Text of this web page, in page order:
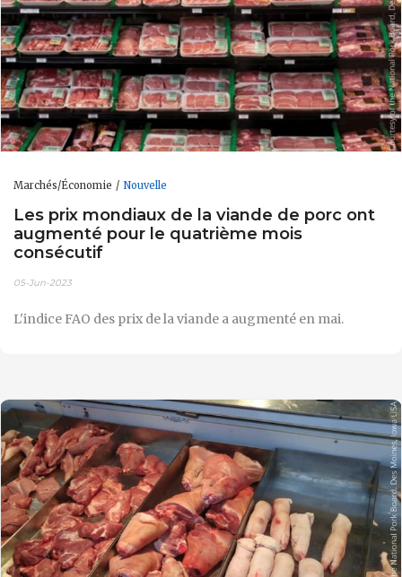
Marchés/Économie Nouvelle
Les prix mondiaux de la viande de porc ont
augmenté pour le quatrième mois
consécutif
05-Jun-2023
L'indice FAO des prix de la viande a augmenté en mai.